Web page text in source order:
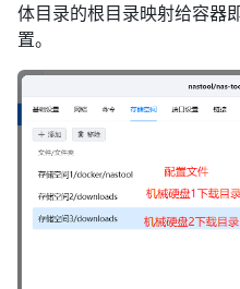
体目录的根目录映射给容器
置。